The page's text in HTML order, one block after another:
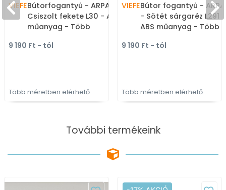
VIEFEBútorfogantyú - ARPA -
Csiszolt fekete L30 - ABS
műanyag - Több
színes fém
9 190 Ft - tól
Több méretben elérhető
VIEFEBútor fogantyú - ARPA
- Sötét sárgaréz L291 -
ABS műanyag - Több
színes fém
9 190 Ft - tól
Több méretben elérhető
További termékeink